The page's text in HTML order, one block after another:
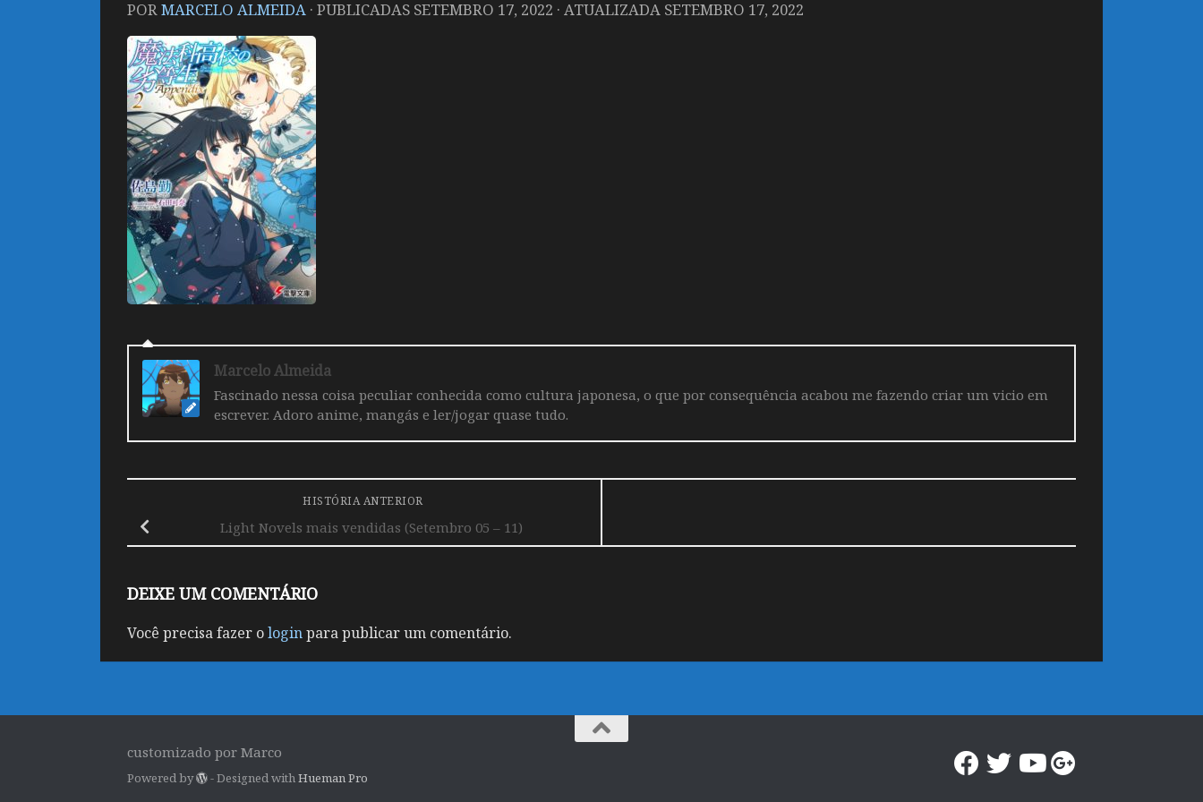
PORMARCELO ALMEIDA · PUBLICADAS SETEMBRO 17, 2022 · ATUALIZADA SETEMBRO 17, 2022
Marcelo Almeida
Fascinado nessa coisa peculiar conhecida como cultura japonesa, o que por consequência acabou me fazendo criar um vicio em
escrever. Adoro anime, mangás e ler/jogar quase tudo.
HISTÓRIA ANTERIOR
Light Novels mais vendidas (Setembro 05 – 11)
DEIXE UM COMENTÁRIO
Você precisa fazer ologinpara publicar um comentário.
customizado por Marco
Powered by - Designed withHueman Pro